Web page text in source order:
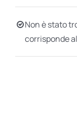
Non è stato
corrisponde